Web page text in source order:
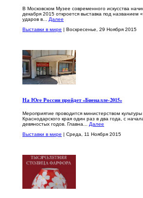
В Московском Музее современного искусства
декабря 2015 откроется выставка под названием
ударов в... Далее
Выставки в мире | Воскресенье, 29 Ноября 2015
На Юге России пройдет «Биеналле-2015»
Мероприятие проводится министерством культуры
Краснодарского края один раз в два года, с
девяностых годов. Главна... Далее
Выставки в мире | Среда, 11 Ноября 2015